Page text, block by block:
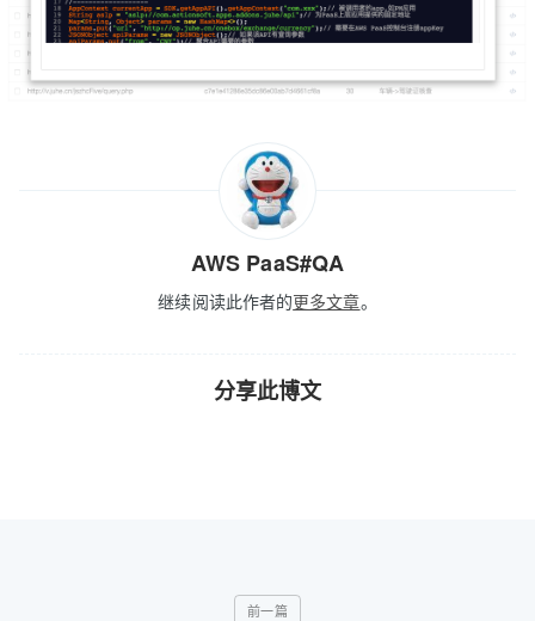
AWS PaaS#QA
继续阅读此作者的更多文章。
分享此博文